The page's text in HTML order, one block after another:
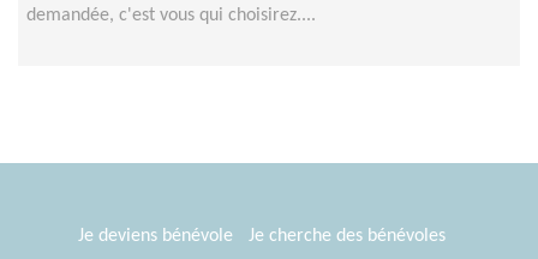
demandée, c'est vous qui choisirez....
Je deviens bénévole Je cherche des bénévoles